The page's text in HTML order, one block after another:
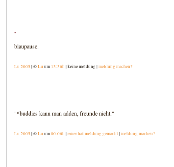
.
blaupause.
Lu 2005 | ©Lu um 13:36h | keine meldung |meldung machen?
"*buddies kann man adden, freunde nicht."
Lu 2005 | ©Lu um00:06h |einer hat meldung gemacht|meldung machen?